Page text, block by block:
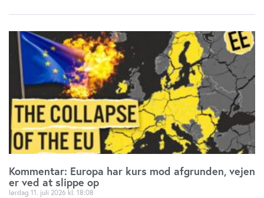
Kommentar: Europa har kurs mod afgrunden, vejen
er ved at slippe op
lørdag 11. juli 2026 18:08